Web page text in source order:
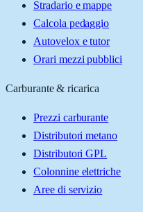
Stradario e mappe
Calcola pedaggio
Autovelox e tutor
Orari mezzi pubblici
Carburante & ricarica
Prezzi carburante
Distributori metano
Distributori GPL
Colonnine elettriche
Aree di servizio